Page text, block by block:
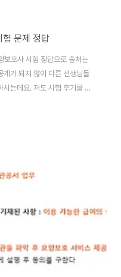
문제 정답
호사 시험 정답으로 출처는
가 되지 않아 다른 선생님들
는데요. 저도 시험 후기를 찾
난이도 역시 높아졌다고 합
한 높아 난이도는 우상향하지
문제와 정답30회 2교시 왼쪽
자의 얼굴이 창백하고 식은땀